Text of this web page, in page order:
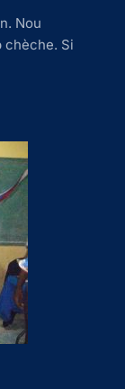
Nou
chèche. Si